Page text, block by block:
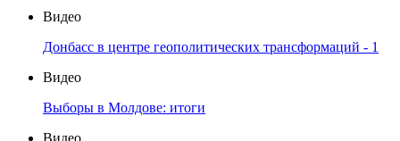
Видео
Донбасс в центре геополитических трансформаций - 1
Видео
Выборы в Молдове: итоги